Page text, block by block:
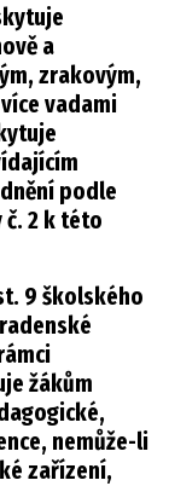
a
zrakovým,
vadami
podle
2 k této
9 školského
žákům
nemůže-li
zařízení,